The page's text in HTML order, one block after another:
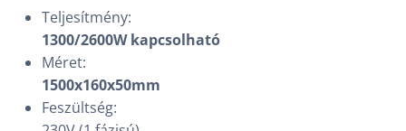
Teljesítmény:
1300/2600W kapcsolható
Méret:
1500x160x50mm
Feszültség: